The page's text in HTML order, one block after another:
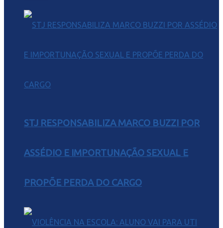
STJ RESPONSABILIZA MARCO BUZZI POR
ASSÉDIO E IMPORTUNAÇÃO SEXUAL E
PROPÕE PERDA DO CARGO